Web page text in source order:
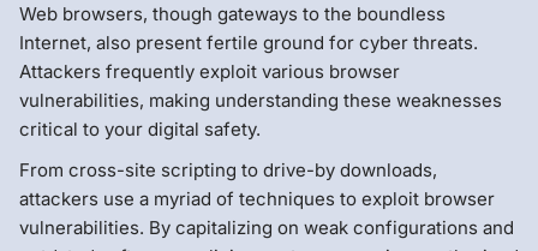
Web browsers, though gateways to the boundless
Internet, also present fertile ground for cyber threats.
Attackers frequently exploit various browser
vulnerabilities, making understanding these weaknesses
critical to your digital safety.
From cross-site scripting to drive-by downloads,
attackers use a myriad of techniques to exploit browser
vulnerabilities. By capitalizing on weak configurations and